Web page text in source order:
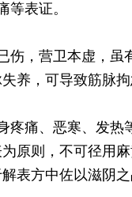
等表证。
伤，营卫本虚，
养，可导致筋脉
疼痛、恶寒、发
原则，不可径用
表方中佐以滋阴